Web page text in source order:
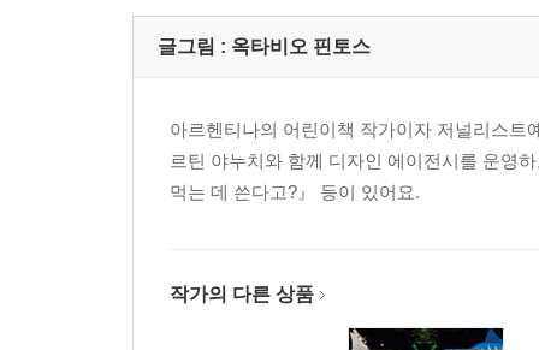
글그림 : 옥타비오 핀토스
아르헨티나의 어린이책 작가이자 저널리스
르틴 야누치와 함께 디자인 에이전시를 운영
먹는 데 쓴다고?』 등이 있어요.
작가의 다른 상품